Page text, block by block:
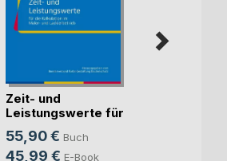
Zeit- und
Leistungswerte für
die K(...)
55,90 € Buch
45,99 € E-Book